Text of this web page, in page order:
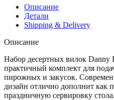
Описание
Детали
Shipping & Delivery
Описание
Набор десертных вилок
практичный комплект для
пирожных и закусок.
дизайн отлично дополнит как
праздничную сервировку стола.